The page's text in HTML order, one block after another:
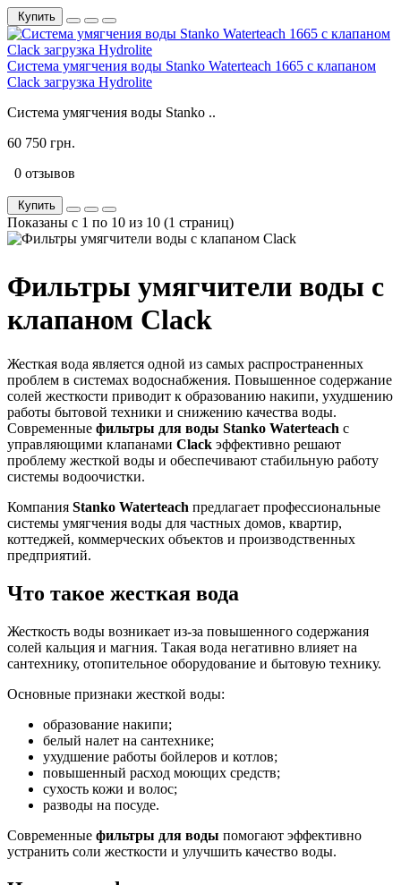
Купить
Система умягчения воды Stanko Waterteach 1665 с клапаном
Clack загрузка Hydrolite
Система умягчения воды Stanko ..
60 750 грн.
0 отзывов
Купить
Показаны с 1 по 10 из 10 (1 страниц)
Фильтры умягчители воды с
клапаном Clack
Жесткая вода является одной из самых распространенных
проблем в системах водоснабжения. Повышенное содержание
солей жесткости приводит к образованию накипи, ухудшению
работы бытовой техники и снижению качества воды.
Современные фильтры для воды Stanko Waterteach с
управляющими клапанами Clack эффективно решают
проблему жесткой воды и обеспечивают стабильную работу
системы водоочистки.
Компания Stanko Waterteach предлагает профессиональные
системы умягчения воды для частных домов, квартир,
коттеджей, коммерческих объектов и производственных
предприятий.
Что такое жесткая вода
Жесткость воды возникает из-за повышенного содержания
солей кальция и магния. Такая вода негативно влияет на
сантехнику, отопительное оборудование и бытовую технику.
Основные признаки жесткой воды:
образование накипи;
белый налет на сантехнике;
ухудшение работы бойлеров и котлов;
повышенный расход моющих средств;
сухость кожи и волос;
разводы на посуде.
Современные фильтры для воды помогают эффективно
устранить соли жесткости и улучшить качество воды.